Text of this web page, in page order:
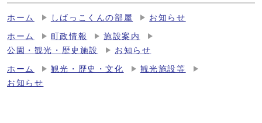
ホーム しばっこくんの部屋 お知らせ
ホーム 町政情報
施設案内
公園・観光・歴史施設
お知らせ
ホーム 観光・歴史・文化
観光施設等
お知らせ